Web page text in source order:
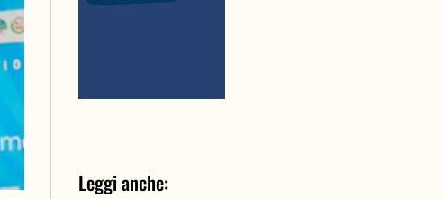
Leggi anche: